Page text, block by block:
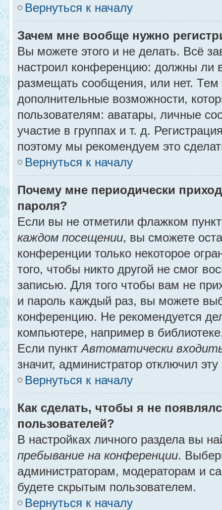
Вернуться к началу
Зачем мне вообще нужно
Вы можете этого и не делать. Всё
настроил конференцию: должны ли
размещать сообщения, или нет.
дополнительные возможности,
пользователям: аватары, личные
участие в группах и т. д.
поэтому мы рекомендуем это
Вернуться к началу
Почему мне периодически
пароля?
Если вы не отметили флажком
каждом посещении, вы сможете
конференции только некоторое
того, чтобы никто другой не смог
записью. Для того чтобы вам не
и пароль каждый раз, вы можете
конференцию. Не рекомендуется
компьютере, например в
Если пунктАвтоматически
значит, администратор отключил
Вернуться к началу
Как сделать, чтобы я не
пользователей?
В настройках личного раздела вы
пребывание на конференции.
администраторам, модераторам и
будете скрытым пользователем.
Вернуться к началу